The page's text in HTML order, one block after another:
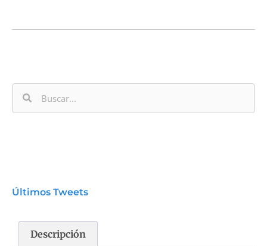
Descripción
Últimos Tweets